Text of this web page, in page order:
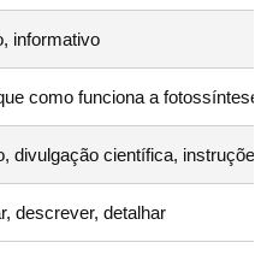
informativo
como funciona a fotossíntese."
divulgação científica, instruções
descrever, detalhar